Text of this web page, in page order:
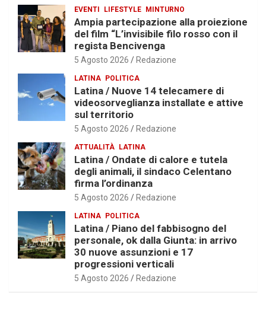
EVENTI LIFESTYLE MINTURNO
Ampia partecipazione alla proiezione
del film “L’invisibile filo rosso con il
regista Bencivenga
5 Agosto 2026 Redazione
LATINA POLITICA
Latina / Nuove 14 telecamere di
videosorveglianza installate e attive
sul territorio
5 Agosto 2026 Redazione
ATTUALITÀ LATINA
Latina / Ondate di calore e tutela
degli animali, il sindaco Celentano
firma l’ordinanza
5 Agosto 2026 Redazione
LATINA POLITICA
Latina / Piano del fabbisogno del
personale, ok dalla Giunta: in arrivo
30 nuove assunzioni e 17
progressioni verticali
5 Agosto 2026 Redazione